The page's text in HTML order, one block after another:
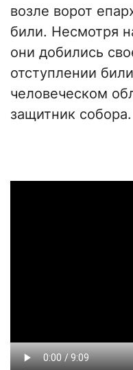
возле ворот
били. Несмотря
они добились
отступлении
человеческом
защитник собора.